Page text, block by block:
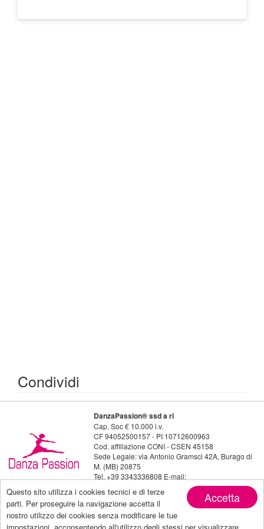
Accetta
Questo sito utilizza i cookies tecnici e di terze
parti. Per proseguire la navigazione accetta il
nostro utilizzo dei cookies senza modificare le tue
Condividi
DanzaPassion® ssd a rl
Cap. Soc € 10.000 i.v.
CF 94052500157 - PI 10712600963
Cod. affiliazione CONI - CSEN 45158
Sede Legale: via Antonio Gramsci 42A, Burago di
M. (MB) 20875
Tel. +39 3343336808 E-mail:
Seguici su: